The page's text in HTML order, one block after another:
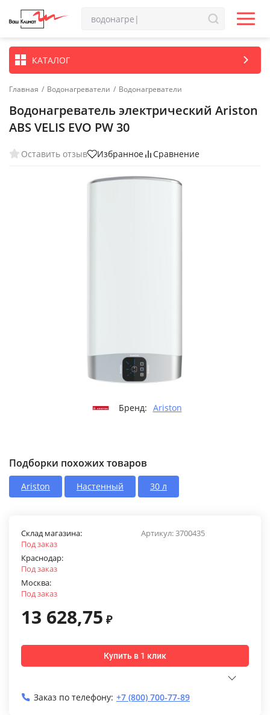
КАТАЛОГ
Главная / Водонагреватели / Водонагреватели
Водонагреватель электрический Ariston
ABS VELIS EVO PW 30
Оставить отзыв Избранное Сравнение
Бренд: Ariston
Подборки похожих товаров
Ariston Настенный 30 л
Артикул:3700435
Склад магазина:
Под заказ
Краснодар:
Под заказ
Москва:
Под заказ
13 628,75 ₽
Купить в 1 клик
Заказ по телефону: +7 (800) 700-77-89